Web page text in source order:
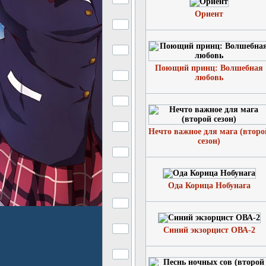
Ориент
Поющий принц: Волшебная
любовь
Нечто важное для мага
сезон)
Ода Корица Нобунага
Синий экзорцист ОВА-2